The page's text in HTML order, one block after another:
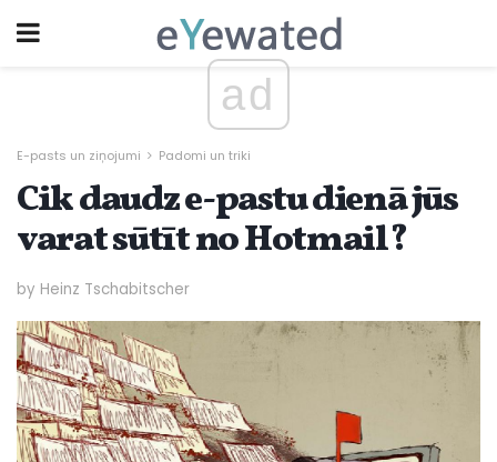
ad
E-pasts un ziņojumi Padomi un triki
Cik daudz e-pastu dienā jūs
varat sūtīt no Hotmail?
by Heinz Tschabitscher